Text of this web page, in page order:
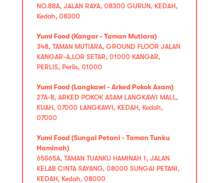
NO.88A, JALAN RAYA, 08300 GURUN, KEDAH,
Kedah, 08300
Yumi Food (Kangar - Taman Mutiara)
348, TAMAN MUTIARA, GROUND FLOOR JALAN
KANGAR-A,LOR SETAR, 01000 KANGAR,
PERLIS, Perlis, 01000
Yumi Food (Langkawi - Arked Pokok Asam)
27A-B, ARKED POKOK ASAM LANGKAWI MALL,
KUAH, 07000 LANGKAWI, KEDAH, Kedah,
07000
Yumi Food (Sungai Petani - Taman Tunku
Haminah)
65&65A, TAMAN TUANKU HAMINAH 1, JALAN
KELAB CINTA SAYANG, 08000 SUNGAI PETANI,
KEDAH, Kedah, 08000